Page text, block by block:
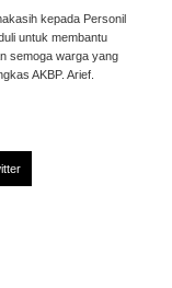
kepada Personil
untuk membantu
semoga warga yang
AKBP. Arief.